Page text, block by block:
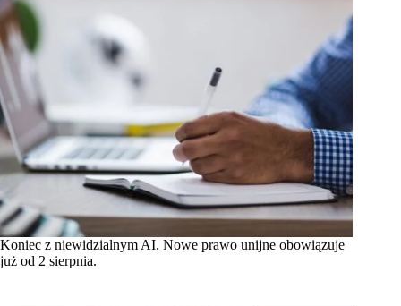
Koniec z niewidzialnym AI. Nowe prawo unijne obowiązuje
już od 2 sierpnia.